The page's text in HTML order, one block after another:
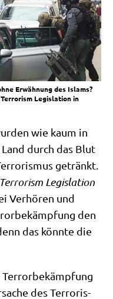
Erwähnung des Islams?
Legislation in
wie kaum in
durch das Blut
getränkt.
Legis­la­ti­on
Ver­hö­ren und
den
das könn­te die
des Ter­ro­ris­